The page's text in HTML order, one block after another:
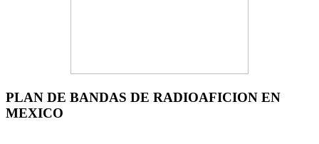
PLAN DE BANDAS DE RADIOAFICION EN
MEXICO